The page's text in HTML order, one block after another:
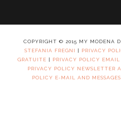
COPYRIGHT © 2015 MY MODENA
STEFANIA FREGNI
| PRIVACY
GRATUITE | PRIVACY POLICY EMAIL
PRIVACY POLICY NEWSLETTER
POLICY E-MAIL AND